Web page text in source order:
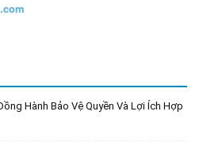
Hành Bảo Vệ Quyền Và Lợi Ích Hợp